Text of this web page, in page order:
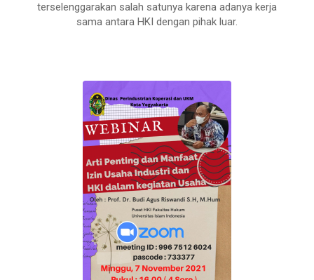
terselenggarakan salah satunya karena adanya kerja
sama antara HKI dengan pihak luar.